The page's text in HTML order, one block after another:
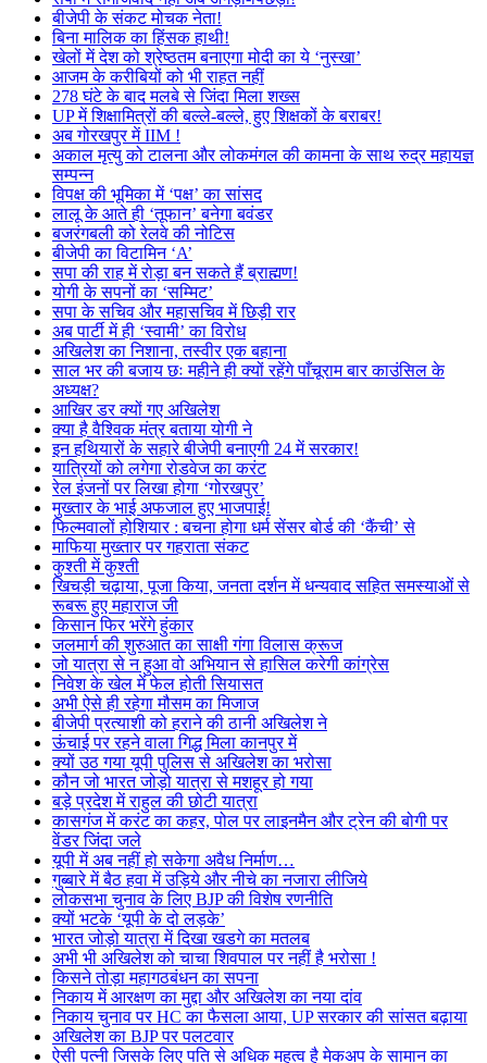
बीजेपी के संकट मोचक नेता!
बिना मालिक का हिंसक हाथी!
खेलों में देश को श्रेष्ठतम बनाएगा मोदी का ये ‘नुस्खा’
आजम के करीबियों को भी राहत नहीं
278 घंटे के बाद मलबे से जिंदा मिला शख्स
UP में शिक्षामित्रों की बल्ले-बल्ले, हुए शिक्षकों के बराबर!
अब गोरखपुर में IIM !
अकाल मृत्यु को टालना और लोकमंगल की कामना के साथ रुद्र महायज्ञ
सम्पन्न
विपक्ष की भूमिका में ‘पक्ष’ का सांसद
लालू के आते ही ‘तूफान’ बनेगा बवंडर
बजरंगबली को रेलवे की नोटिस
बीजेपी का विटामिन ‘A’
सपा की राह में रोड़ा बन सकते हैं ब्राह्मण!
योगी के सपनों का ‘सम्मिट’
सपा के सचिव और महासचिव में छिड़ी रार
अब पार्टी में ही ‘स्वामी’ का विरोध
अखिलेश का निशाना, तस्वीर एक बहाना
साल भर की बजाय छः महीने ही क्यों रहेंगे पाँचूराम बार काउंसिल के
अध्यक्ष?
आखिर डर क्यों गए अखिलेश
क्या है वैश्विक मंत्र बताया योगी ने
इन हथियारों के सहारे बीजेपी बनाएगी 24 में सरकार!
यात्रियों को लगेगा रोडवेज का करंट
रेल इंजनों पर लिखा होगा ‘गोरखपुर’
मुख्तार के भाई अफजाल हुए भाजपाई!
फिल्मवालों होशियार : बचना होगा धर्म सेंसर बोर्ड की ‘कैंची’ से
माफिया मुख्तार पर गहराता संकट
कुश्ती में कुश्ती
खिचड़ी चढ़ाया, पूजा किया, जनता दर्शन में धन्यवाद सहित समस्याओं से
रूबरू हुए महाराज जी
किसान फिर भरेंगे हुंकार
जलमार्ग की शुरुआत का साक्षी गंगा विलास क्रूज
जो यात्रा से न हुआ वो अभियान से हासिल करेगी कांग्रेस
निवेश के खेल में फेल होती सियासत
अभी ऐसे ही रहेगा मौसम का मिजाज
बीजेपी प्रत्याशी को हराने की ठानी अखिलेश ने
ऊंचाई पर रहने वाला गिद्ध मिला कानपुर में
क्यों उठ गया यूपी पुलिस से अखिलेश का भरोसा
कौन जो भारत जोड़ो यात्रा से मशहूर हो गया
बड़े प्रदेश में राहुल की छोटी यात्रा
कासगंज में करंट का कहर, पोल पर लाइनमैन और ट्रेन की बोगी पर
वेंडर जिंदा जले
यूपी में अब नहीं हो सकेगा अवैध निर्माण…
गुब्बारे में बैठ हवा में उड़िये और नीचे का नजारा लीजिये
लोकसभा चुनाव के लिए BJP की विशेष रणनीति
क्यों भटके ‘यूपी के दो लड़के’
भारत जोड़ो यात्रा में दिखा खडगे का मतलब
अभी भी अखिलेश को चाचा शिवपाल पर नहीं है भरोसा !
किसने तोड़ा महागठबंधन का सपना
निकाय में आरक्षण का मुद्दा और अखिलेश का नया दांव
निकाय चुनाव पर HC का फैसला आया, UP सरकार की सांसत बढ़ाया
अखिलेश का BJP पर पलटवार
ऐसी पत्नी जिसके लिए पति से अधिक महत्व है मेकअप के सामान का